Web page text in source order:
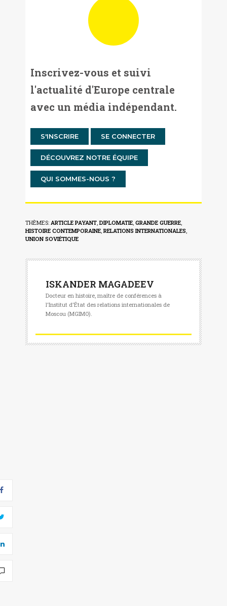
Inscrivez-vous et suivi
l'actualité d'Europe centrale
avec un média indépendant.
S'INSCRIRE SE CONNECTER
DÉCOUVREZ NOTRE ÉQUIPE
QUI SOMMES-NOUS ?
THÈMES: ARTICLE PAYANT ,DIPLOMATIE GRANDE GUERRE
HISTOIRE CONTEMPORAINE ,RELATIONS INTERNATIONALES
UNION SOVIÉTIQUE
ISKANDER MAGADEEV
Docteur en histoire, maître de conférences à
l'Institut d'État des relations internationales de
Moscou (MGIMO).